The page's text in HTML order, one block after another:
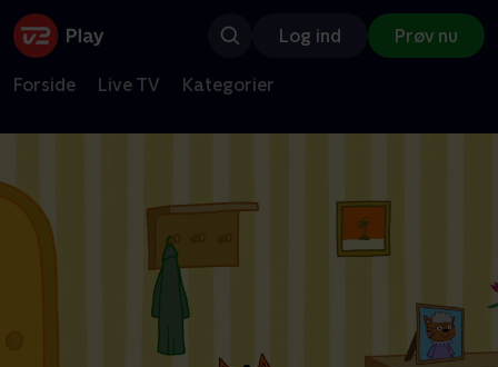
Log ind Prøv nu
Forside Live TV Kategorier